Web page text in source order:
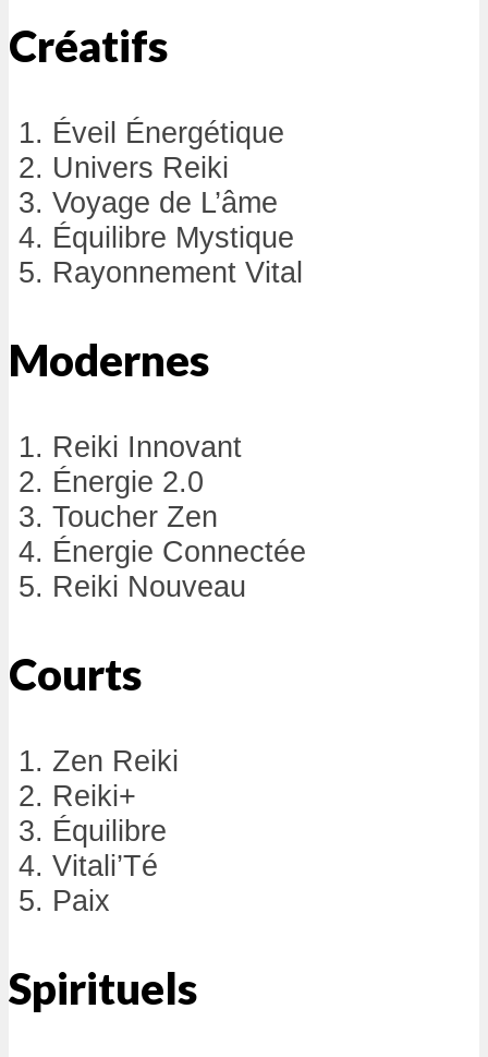
Créatifs
Éveil Énergétique
Univers Reiki
Voyage de L’âme
Équilibre Mystique
Rayonnement Vital
Modernes
Reiki Innovant
Énergie 2.0
Toucher Zen
Énergie Connectée
Reiki Nouveau
Courts
Zen Reiki
Reiki+
Équilibre
Vitali’Té
Paix
Spirituels